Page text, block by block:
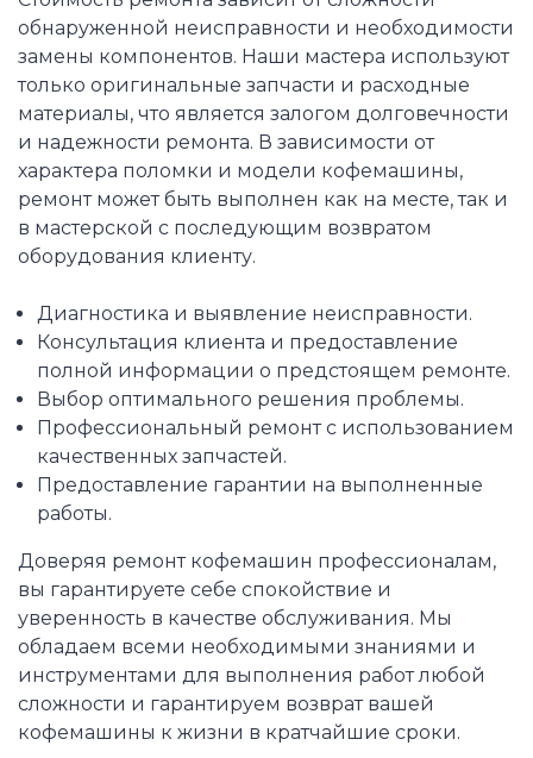
обнаруженной неисправности и необходимости
замены компонентов. Наши мастера используют
только оригинальные запчасти и расходные
материалы, что является залогом долговечности
и надежности ремонта. В зависимости от
характера поломки и модели кофемашины,
ремонт может быть выполнен как на месте, так и
в мастерской с последующим возвратом
оборудования клиенту.
Диагностика и выявление неисправности.
Консультация клиента и предоставление
полной информации о предстоящем ремонте.
Выбор оптимального решения проблемы.
Профессиональный ремонт с использованием
качественных запчастей.
Предоставление гарантии на выполненные
работы.
Доверяя ремонт кофемашин профессионалам,
вы гарантируете себе спокойствие и
уверенность в качестве обслуживания. Мы
обладаем всеми необходимыми знаниями и
инструментами для выполнения работ любой
сложности и гарантируем возврат вашей
кофемашины к жизни в кратчайшие сроки.